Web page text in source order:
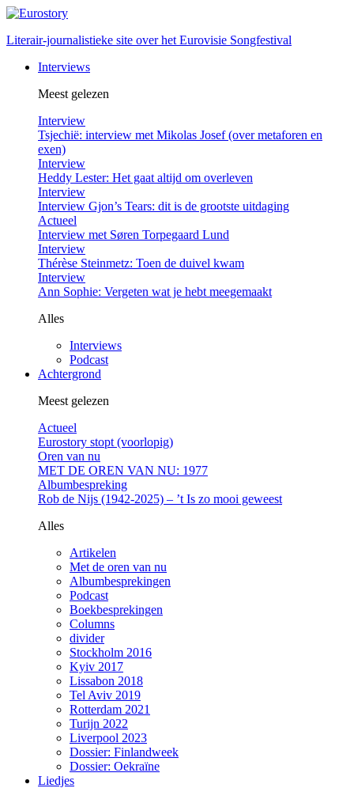
Literair-journalistieke site over het Eurovisie Songfestival
Interviews
Meest gelezen
Interview
Tsjechië: interview met Mikolas Josef (over metaforen en
exen)
Interview
Heddy Lester: Het gaat altijd om overleven
Interview
Interview Gjon’s Tears: dit is de grootste uitdaging
Actueel
Interview met Søren Torpegaard Lund
Interview
Thérèse Steinmetz: Toen de duivel kwam
Interview
Ann Sophie: Vergeten wat je hebt meegemaakt
Alles
Interviews
Podcast
Achtergrond
Meest gelezen
Actueel
Eurostory stopt (voorlopig)
Oren van nu
MET DE OREN VAN NU: 1977
Albumbespreking
Rob de Nijs (1942-2025) – ’t Is zo mooi geweest
Alles
Artikelen
Met de oren van nu
Albumbesprekingen
Podcast
Boekbesprekingen
Columns
divider
Stockholm 2016
Kyiv 2017
Lissabon 2018
Tel Aviv 2019
Rotterdam 2021
Turijn 2022
Liverpool 2023
Dossier: Finlandweek
Dossier: Oekraïne
Liedjes